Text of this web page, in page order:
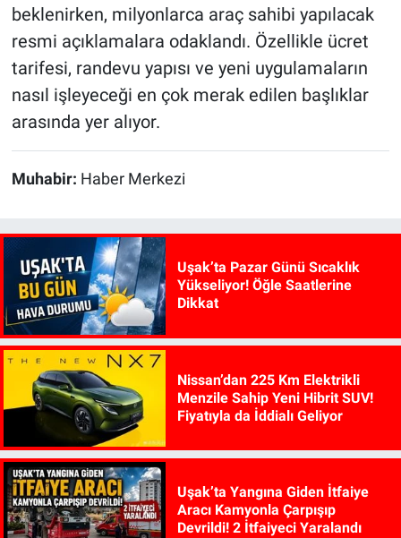
beklenirken, milyonlarca araç sahibi yapılacak
resmi açıklamalara odaklandı. Özellikle ücret
tarifesi, randevu yapısı ve yeni uygulamaların
nasıl işleyeceği en çok merak edilen başlıklar
arasında yer alıyor.
Muhabir: Haber Merkezi
Uşak’ta Pazar Günü Sıcaklık
Yükseliyor! Öğle Saatlerine
Dikkat
Nissan’dan 225 Km Elektrikli
Menzile Sahip Yeni Hibrit SUV!
Fiyatıyla da İddialı Geliyor
Uşak’ta Yangına Giden İtfaiye
Aracı Kamyonla Çarpışıp
Devrildi! 2 İtfaiyeci Yaralandı